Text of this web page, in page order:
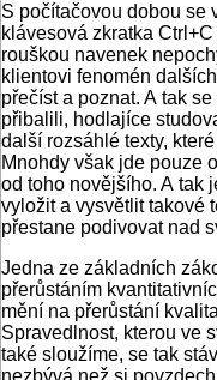
S počítačovou dobou se
klávesová zkratka
rouškou navenek
klientovi fenomén
přečíst a poznat. A tak
přibalili, hodlajíce
další rozsáhlé texty,
Mnohdy však jde pouze
od toho novějšího. A tak
vyložit a vysvětlit takové
přestane podivovat nad
Jedna ze základních
přerůstáním
mění na přerůstání
Spravedlnost, kterou ve
také sloužíme, se tak
nezbývá než si